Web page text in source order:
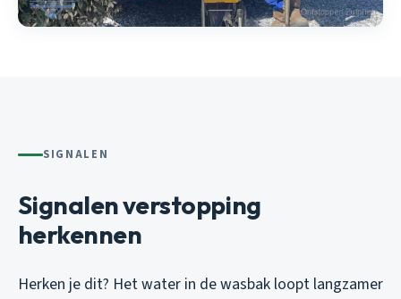
SIGNALEN
Signalen verstopping
herkennen
Herken je dit? Het water in de wasbak loopt langzamer